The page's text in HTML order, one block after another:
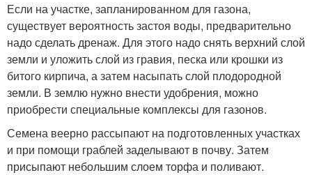
Если на участке, запланированном для газона,
существует вероятность застоя воды, предварительно
надо сделать дренаж. Для этого надо снять верхний слой
земли и уложить слой из гравия, песка или крошки из
битого кирпича, а затем насыпать слой плодородной
земли. В землю нужно внести удобрения, можно
приобрести специальные комплексы для газонов.
Семена веерно рассыпают на подготовленных участках
и при помощи граблей заделывают в почву. Затем
присыпают небольшим слоем торфа и поливают.